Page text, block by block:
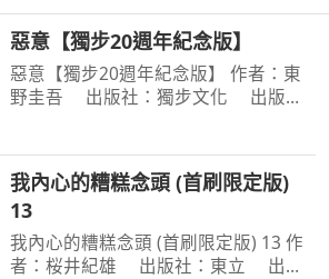
畫，小死要求淀治出手相助，與此
的公安也企圖與淀治接觸。夾在
惡意【獨步20週年紀念版】
惡意【獨步20週年紀念版】 作者：東
野圭吾 出版社：獨步文化 出版日
惡意！」 「加賀恭一郎系列」日本暢
銷突破1,000萬冊！ 銷量
我內心的糟糕念頭 (首刷限定版)
13
我內心的糟糕念頭 (首刷限定版) 13 作
者：桜井紀雄 出版社：東立 出版